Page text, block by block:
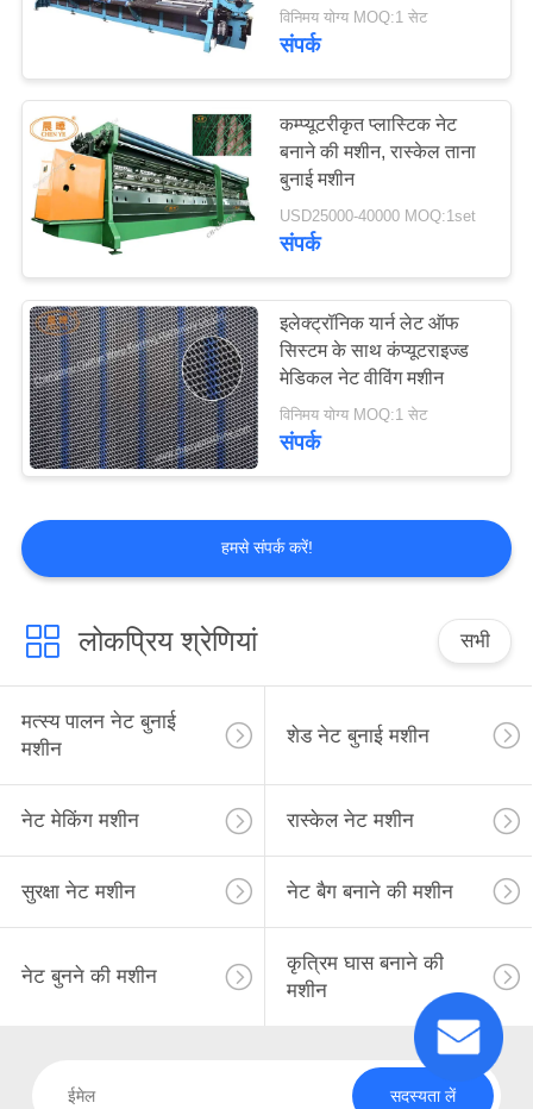
विनिमय योग्य MOQ:1 सेट
संपर्क
कम्प्यूटरीकृत प्लास्टिक नेट
बनाने की मशीन, रास्केल ताना
बुनाई मशीन
USD25000-40000 MOQ:1set
संपर्क
इलेक्ट्रॉनिक यार्न लेट ऑफ
सिस्टम के साथ कंप्यूटराइज्ड
मेडिकल नेट वीविंग मशीन
विनिमय योग्य MOQ:1 सेट
संपर्क
हमसे संपर्क करें!
लोकप्रिय श्रेणियां सभी
मत्स्य पालन नेट बुनाई
मशीन
शेड नेट बुनाई मशीन
नेट मेकिंग मशीन रास्केल नेट मशीन
सुरक्षा नेट मशीन नेट बैग बनाने की मशीन
नेट बुनने की मशीन
कृत्रिम घास बनाने की
मशीन
सदस्यता लें